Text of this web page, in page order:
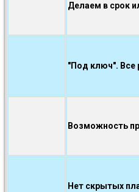
Делаем в срок
"Под ключ". Все
Возможность
Нет скрытых